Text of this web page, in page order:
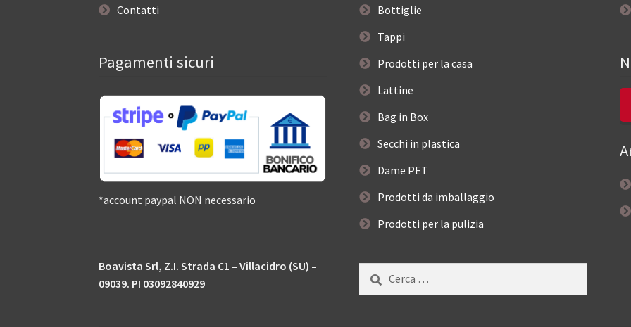
Contatti
Pagamenti sicuri
*account paypal NON necessario
Boavista Srl, Z.I. Strada C1 – Villacidro (SU) –
09039. PI 03092840929
Bottiglie
Tappi
Prodotti per la casa
Lattine
Bag in Box
Secchi in plastica
Dame PET
Prodotti da imballaggio
Prodotti per la pulizia
Ricerca